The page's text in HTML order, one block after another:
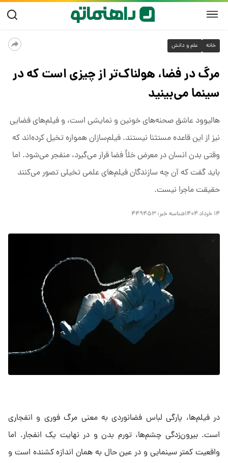
خانه علم و دانش
مرگ در فضا، هولناک‌تر از چیزی‌ است که در
سینما می‌بینید
هالیوود عاشق صحنه‌های خونین و نمایشی است، و فیلم‌های فضایی
نیز از این قاعده مستثنا نیستند. فیلم‌سازان همواره تخیل کرده‌اند که
وقتی بدن انسان در معرض خلأ فضا قرار می‌گیرد، منفجر می‌شود. اما
باید گفت که آن چه سازندگان فیلم‌های علمی تخیلی تصور می‌کنند
حقیقت ماجرا نیست.
۱۴ خرداد ۱۴۰۴ شناسه خبر:۴۴۹۴۵۳
در فیلم‌ها، پارگی لباس فضانوردی به معنی مرگ فوری و انفجاری
است. بیرون‌زدگی چشم‌ها، تورم بدن و در نهایت یک انفجار. اما
واقعیت کمتر سینمایی و در عین حال به همان اندازه کشنده است و